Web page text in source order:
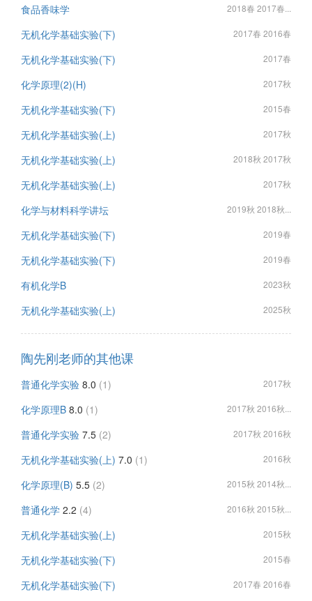
食品香味学 2018春 2017春...
无机化学基础实验(下) 2017春 2016春
无机化学基础实验(下) 2017春
化学原理(2)(H) 2017秋
无机化学基础实验(下) 2015春
无机化学基础实验(上) 2017秋
无机化学基础实验(上) 2018秋 2017秋
无机化学基础实验(上) 2017秋
化学与材料科学讲坛 2019秋 2018秋...
无机化学基础实验(下) 2019春
无机化学基础实验(下) 2019春
有机化学B 2023秋
无机化学基础实验(上) 2025秋
陶先刚老师的其他课
普通化学实验 8.0 (1) 2017秋
化学原理B 8.0 (1) 2017秋 2016秋...
普通化学实验 7.5 (2) 2017秋 2016秋
无机化学基础实验(上) 7.0 (1) 2016秋
化学原理(B) 5.5 (2) 2015秋 2014秋...
普通化学 2.2 (4) 2016秋 2015秋...
无机化学基础实验(上) 2015秋
无机化学基础实验(下) 2015春
无机化学基础实验(下) 2017春 2016春